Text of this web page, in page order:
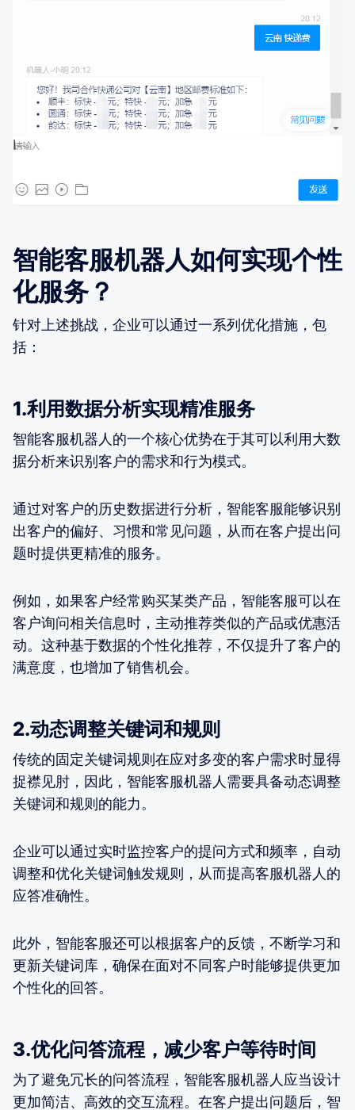
智能客服机器人如何实现个性
化服务？
针对上述挑战，企业可以通过一系列优化措施，包
括：
1.利用数据分析实现精准服务
智能客服机器人的一个核心优势在于其可以利用大数
据分析来识别客户的需求和行为模式。
通过对客户的历史数据进行分析，智能客服能够识别
出客户的偏好、习惯和常见问题，从而在客户提出问
题时提供更精准的服务。
例如，如果客户经常购买某类产品，智能客服可以在
客户询问相关信息时，主动推荐类似的产品或优惠活
动。这种基于数据的个性化推荐，不仅提升了客户的
满意度，也增加了销售机会。
2.动态调整关键词和规则
传统的固定关键词规则在应对多变的客户需求时显得
捉襟见肘，因此，智能客服机器人需要具备动态调整
关键词和规则的能力。
企业可以通过实时监控客户的提问方式和频率，自动
调整和优化关键词触发规则，从而提高客服机器人的
应答准确性。
此外，智能客服还可以根据客户的反馈，不断学习和
更新关键词库，确保在面对不同客户时能够提供更加
个性化的回答。
3.优化问答流程，减少客户等待时间
为了避免冗长的问答流程，智能客服机器人应当设计
更加简洁、高效的交互流程。在客户提出问题后，智